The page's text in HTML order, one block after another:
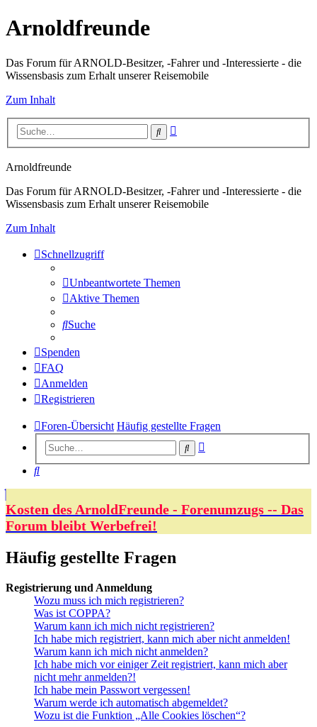
Arnoldfreunde
Das Forum für ARNOLD-Besitzer, -Fahrer und -Interessierte - die
Wissensbasis zum Erhalt unserer Reisemobile
Zum Inhalt
Suche
Arnoldfreunde
Das Forum für ARNOLD-Besitzer, -Fahrer und -Interessierte - die
Wissensbasis zum Erhalt unserer Reisemobile
Zum Inhalt
Schnellzugriff
Unbeantwortete Themen
Aktive Themen
Suche
Spenden
FAQ
Anmelden
Registrieren
Foren-Übersicht Häufig gestellte Fragen
Suche
Suche
Kosten des ArnoldFreunde - Forenumzugs -- Das
Forum bleibt Werbefrei!
Häufig gestellte Fragen
Registrierung und Anmeldung
Wozu muss ich mich registrieren?
Was ist COPPA?
Warum kann ich mich nicht registrieren?
Ich habe mich registriert, kann mich aber nicht anmelden!
Warum kann ich mich nicht anmelden?
Ich habe mich vor einiger Zeit registriert, kann mich aber
nicht mehr anmelden?!
Ich habe mein Passwort vergessen!
Warum werde ich automatisch abgemeldet?
Wozu ist die Funktion „Alle Cookies löschen“?